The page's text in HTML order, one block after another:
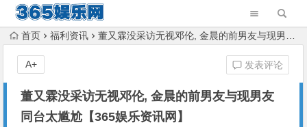
首页 福利资讯 董又霖没采访无视邓伦, 金晨的前男友与现男友同台太尴尬【365娱乐资讯网】
董又霖没采访无视邓伦, 金晨的前男友与现男友
同台太尴尬【365娱乐资讯网】
发表评论
A+